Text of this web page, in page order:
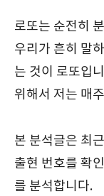
로또는 순전히
우리가 흔히 말
는 것이 로또입
위해서 저는 매
본 분석글은 최
출현 번호를 확
를 분석합니다.